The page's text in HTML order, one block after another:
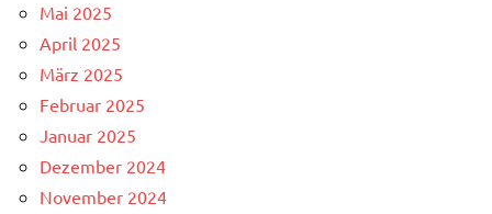
Mai 2025
April 2025
März 2025
Februar 2025
Januar 2025
Dezember 2024
November 2024